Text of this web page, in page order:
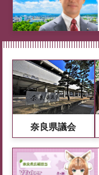
奈良県議会